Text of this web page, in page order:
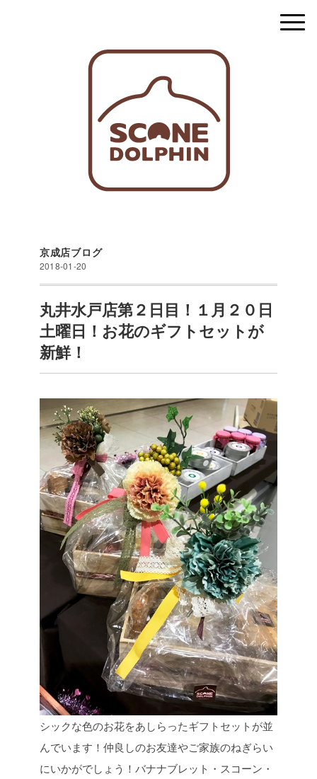
京成店ブログ
2018-01-20
丸井水戸店第２日目！１月２０日
土曜日！お花のギフトセットが
新鮮！
シックな色のお花をあしらったギフトセットが並
んでいます！仲良しのお友達やご家族のねぎらい
にいかがでしょう！バナナブレット・スコーン・